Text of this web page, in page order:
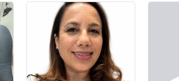
Entrar no Apto